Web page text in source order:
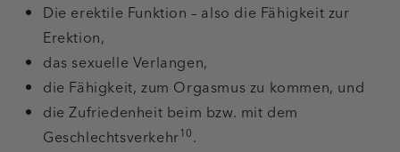
Die erektile Funktion – also die Fähigkeit zur
Erektion,
das sexuelle Verlangen,
die Fähigkeit, zum Orgasmus zu kommen, und
die Zufriedenheit beim bzw. mit dem
Geschlechtsverkehr10.